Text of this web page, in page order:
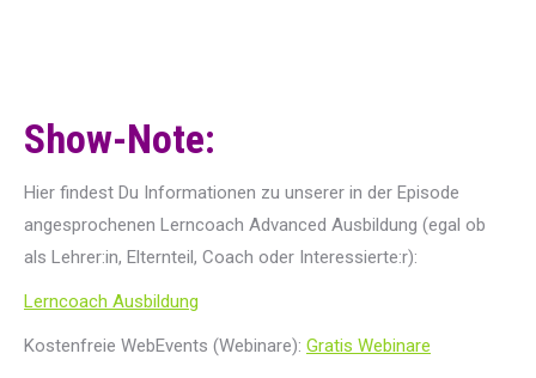
Show-Note:
Hier findest Du Informationen zu unserer in der Episode
angesprochenen Lerncoach Advanced Ausbildung (egal ob
als Lehrer:in, Elternteil, Coach oder Interessierte:r):
Lerncoach Ausbildung
Kostenfreie WebEvents (Webinare): Gratis Webinare